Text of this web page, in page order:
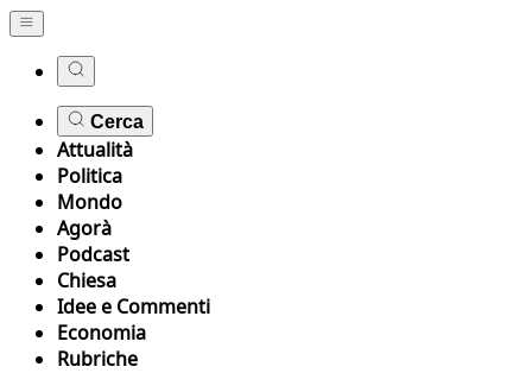
Cerca
Attualità
Politica
Mondo
Agorà
Podcast
Chiesa
Idee e Commenti
Economia
Rubriche